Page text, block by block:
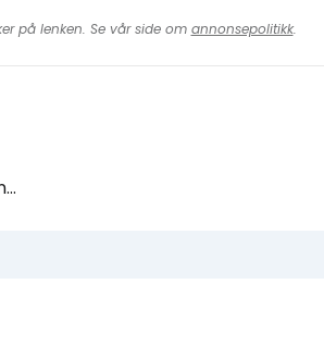
på lenken. Se vår side om annonsepolitikk.